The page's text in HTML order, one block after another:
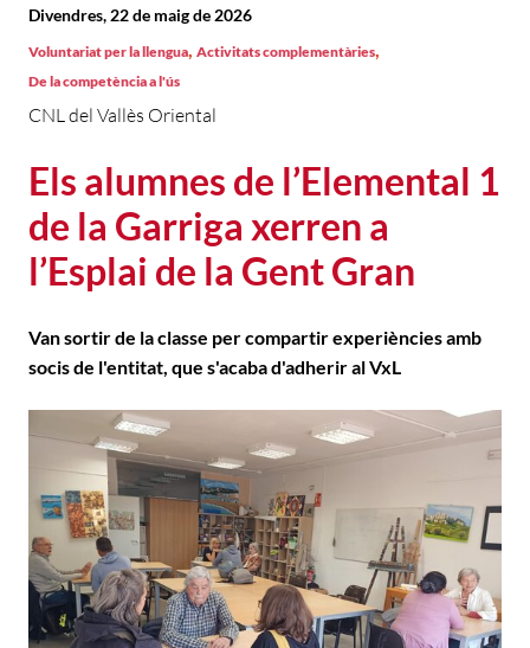
Els alumnes de l’Elemental 1
de la Garriga xerren a
l’Esplai de la Gent Gran
CNL del Vallès Oriental
Divendres, 22 de maig de 2026
Voluntariat per la llengua, Activitats complementàries,
De la competència a l'ús
Van sortir de la classe per compartir experiències amb
socis de l'entitat, que s'acaba d'adherir al VxL